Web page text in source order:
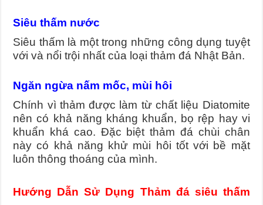
Siêu thấm nước
Siêu thấm là một trong những công dụng tuyệt
với và nổi trội nhất của loại thảm đá Nhật Bản.
Ngăn ngừa nấm mốc, mùi hôi
Chính vì thảm được làm từ chất liệu Diatomite
nên có khả năng kháng khuẩn, bọ rệp hay vi
khuẩn khá cao. Đặc biệt thảm đá chùi chân
này có khả năng khử mùi hôi tốt với bề mặt
luôn thông thoáng của mình.
Hướng Dẫn Sử Dụng Thảm đá siêu thấm